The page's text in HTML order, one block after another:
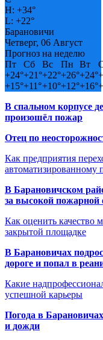
H: +34°
L: +22°
Барановичи
Четверг, 06 Август
Прогноз на неделю
Пт
Сб Вс Пн Вт
+24°+21°+22°+26°+24°+
+15°+11°+10°+12°+16°+
В спальном корпусе
произошёл пожар
Отец по
Как предприятия
автоматизированному
В Барановичском
за высокой пожарной
Как оценить качество
закрытой площадке
В Барановичах
дороге и попал в
Какие
успешной карьеры
Погода в
и дожди